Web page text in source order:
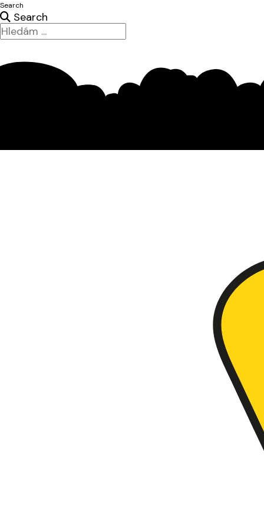
Search
Search